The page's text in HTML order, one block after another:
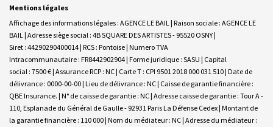
Mentions légales
Affichage des informations légales : AGENCE LE BAIL | Raison sociale : AGENCE LE
BAIL | Adresse siège social : 4B SQUARE DES ARTISTES - 95520 OSNY |
Siret : 44290290400014 | RCS : Pontoise | Numero TVA
Intracommunautaire : FR8442902904 | Forme juridique : SASU | Capital
social : 7500 € | Assurance RCP : NC | Carte T : CPI 9501 2018 000 031 510 | Date de
délivrance : 0000-00-00 | Lieu de délivrance : NC | Caisse de garantie financière :
QBE Insurance. | N° de caisse de garantie : NC | Adresse caisse de garantie : Tour A -
110, Esplanade du Général de Gaulle - 92931 Paris La Défense Cedex | Montant de
la garantie financière : 110 000 | Nom du médiateur : NC | Adresse du médiateur :